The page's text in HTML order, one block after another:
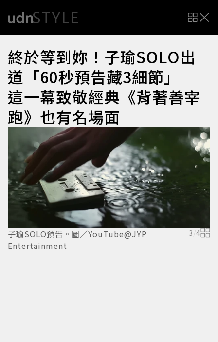
終於等到妳！子瑜SOLO出
道「60秒預告藏3細節」
這一幕致敬經典《背著善宰
跑》也有名場面
子瑜SOLO預告。圖／YouTube@JYP
Entertainment
3/4